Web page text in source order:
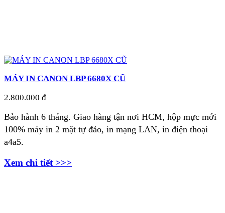
MÁY IN CANON LBP 6680X CŨ
2.800.000 đ
Bảo hành 6 tháng. Giao hàng tận nơi HCM, hộp mực mới
100% máy in 2 mặt tự đảo, in mạng LAN, in điện thoại
a4a5.
Xem chi tiết >>>